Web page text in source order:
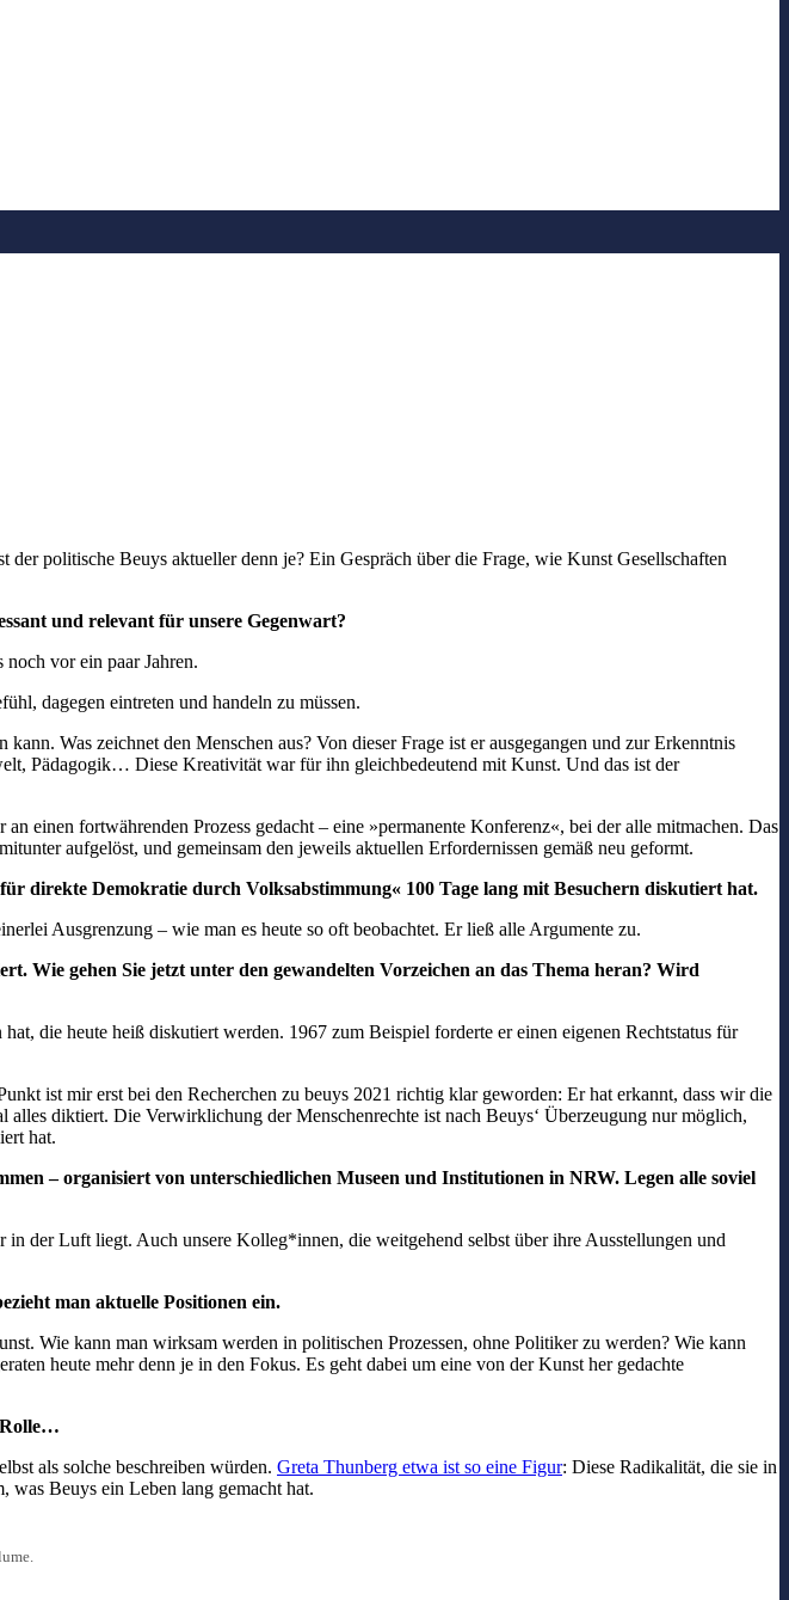
politische Beuys aktueller denn je? Ein Gespräch über die Frage, wie Kunst Gesellschaften
und relevant für unsere Gegenwart?
vor ein paar Jahren.
dagegen eintreten und handeln zu müssen.
Was zeichnet den Menschen aus? Von dieser Frage ist er ausgegangen und zur Erkenntnis
Pädagogik… Diese Kreativität war für ihn gleichbedeutend mit Kunst. Und das ist der
einen fortwährenden Prozess gedacht – eine »permanente Konferenz«, bei der alle mitmachen. Das
aufgelöst, und gemeinsam den jeweils aktuellen Erfordernissen gemäß neu geformt.
direkte Demokratie durch Volksabstimmung« 100 Tage lang mit Besuchern diskutiert hat.
Ausgrenzung – wie man es heute so oft beobachtet. Er ließ alle Argumente zu.
Wie gehen Sie jetzt unter den gewandelten Vorzeichen an das Thema heran? Wird
die heute heiß diskutiert werden. 1967 zum Beispiel forderte er einen eigenen Rechtstatus für
ist mir erst bei den Recherchen zu beuys 2021 richtig klar geworden: Er hat erkannt, dass wir die
diktiert. Die Verwirklichung der Menschenrechte ist nach Beuys‘ Überzeugung nur möglich,
hat.
– organisiert von unterschiedlichen Museen und Institutionen in NRW. Legen alle soviel
der Luft liegt. Auch unsere Kolleg*innen, die weitgehend selbst über ihre Ausstellungen und
man aktuelle Positionen ein.
Wie kann man wirksam werden in politischen Prozessen, ohne Politiker zu werden? Wie kann
heute mehr denn je in den Fokus. Es geht dabei um eine von der Kunst her gedachte
Rolle…
als solche beschreiben würden. Greta Thunberg etwa ist so eine Figur: Diese Radikalität, die sie in
was Beuys ein Leben lang gemacht hat.